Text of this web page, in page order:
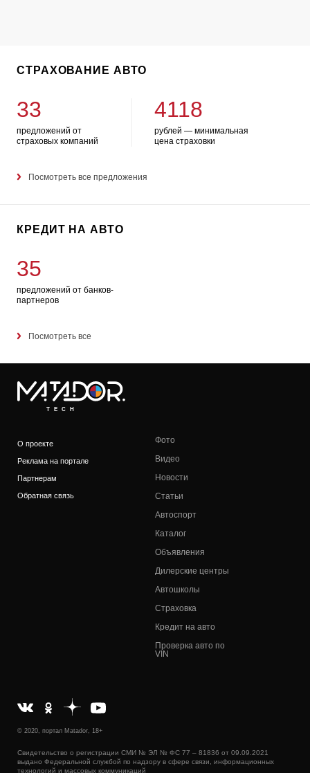
СТРАХОВАНИЕ АВТО
33
предложений от
страховых компаний
4118
рублей — минимальная
цена страховки
Посмотреть все предложения
КРЕДИТ НА АВТО
35
предложений от банков-
партнеров
Посмотреть все
TECH
О проекте
Реклама на портале
Партнерам
Обратная связь
Фото
Видео
Новости
Статьи
Автоспорт
Каталог
Объявления
Дилерские центры
Автошколы
Страховка
Кредит на авто
Проверка авто по
VIN
© 2020, портал Matador, 18+
Свидетельство о регистрации СМИ № ЭЛ № ФС 77 – 81836 от 09.09.2021
выдано Федеральной службой по надзору в сфере связи, информационных
технологий и массовых коммуникаций